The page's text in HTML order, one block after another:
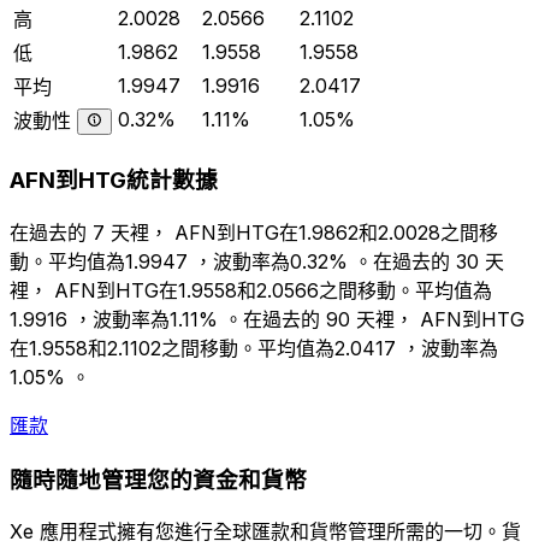
高
2.0028 2.0566
2.1102
低
1.9862 1.9558
1.9558
平均
1.9947 1.9916
2.0417
波動性
0.32% 1.11% 1.05%
AFN到HTG統計數據
在過去的 7 天裡， AFN到HTG在1.9862和2.0028之間移
動。平均值為1.9947 ，波動率為0.32% 。在過去的 30 天
裡， AFN到HTG在1.9558和2.0566之間移動。平均值為
1.9916 ，波動率為1.11% 。在過去的 90 天裡， AFN到HTG
在1.9558和2.1102之間移動。平均值為2.0417 ，波動率為
1.05% 。
匯款
隨時隨地管理您的資金和貨幣
Xe 應用程式擁有您進行全球匯款和貨幣管理所需的一切。貨